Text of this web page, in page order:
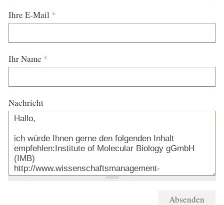
Ihre E-Mail *
Ihr Name *
Nachricht